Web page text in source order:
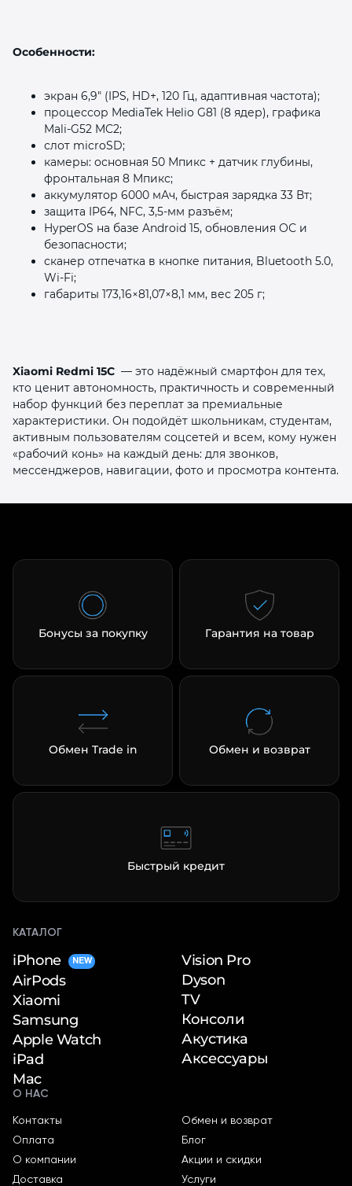
Особенности:
экран 6,9" (IPS, HD+, 120 Гц, адаптивная частота);
процессор MediaTek Helio G81 (8 ядер), графика
Mali‑G52 MC2;
слот microSD;
камеры: основная 50 Мпикс + датчик глубины,
фронтальная 8 Мпикс;
аккумулятор 6000 мАч, быстрая зарядка 33 Вт;
защита IP64, NFC, 3,5‑мм разъём;
HyperOS на базе Android 15, обновления ОС и
безопасности;
сканер отпечатка в кнопке питания, Bluetooth 5.0,
Wi‑Fi;
габариты 173,16×81,07×8,1 мм, вес 205 г;
Xiaomi Redmi 15C — это надёжный смартфон для тех,
кто ценит автономность, практичность и современный
набор функций без переплат за премиальные
характеристики. Он подойдёт школьникам, студентам,
активным пользователям соцсетей и всем, кому нужен
«рабочий конь» на каждый день: для звонков,
мессенджеров, навигации, фото и просмотра контента.
Бонусы за покупку Гарантия на товар
Обмен Trade in Обмен и возврат
Быстрый кредит
КАТАЛОГ
iPhone NEW
AirPods
Xiaomi
Samsung
Apple Watch
iPad
Mac
Vision Pro
Dyson
TV
Консоли
Акустика
Аксессуары
О НАС
Контакты
Оплата
О компании
Доставка
Обмен и возврат
Блог
Акции и скидки
Услуги